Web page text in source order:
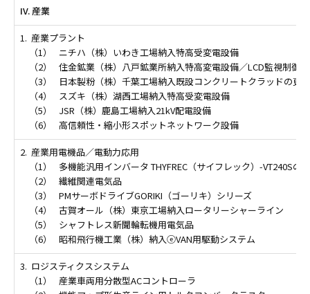
IV. 産業
1. 産業プラント
（1）
ニチハ（株）いわき工場納入特高受変電設備
（2）
住金鉱業（株）八戸鉱業所納入特高変電設備／LCD監視制御
（3）
日本製粉（株）千葉工場納入既設コンクリートクラッドの更新
（4）
スズキ（株）湖西工場納入特高受変電設備
（5）
JSR（株）鹿島工場納入21kV配電設備
（6）
高信頼性・縮小形スポットネットワーク設備
2. 産業用電機品／電動力応用
（1）
多機能汎用インバータ THYFREC（サイフレック）-VT240Sの
（2）
繊維関連電気品
（3）
PMサーボドライブGORIKI（ゴーリキ）シリーズ
（4）
古賀オール（株）東京工場納入ロータリーシャーライン
（5）
シャフトレス新聞輪転機用電気品
（6）
昭和飛行機工業（株）納入ⓔVAN用駆動システム
3. ロジスティクスシステム
（1）
産業車両用分散型ACコントローラ